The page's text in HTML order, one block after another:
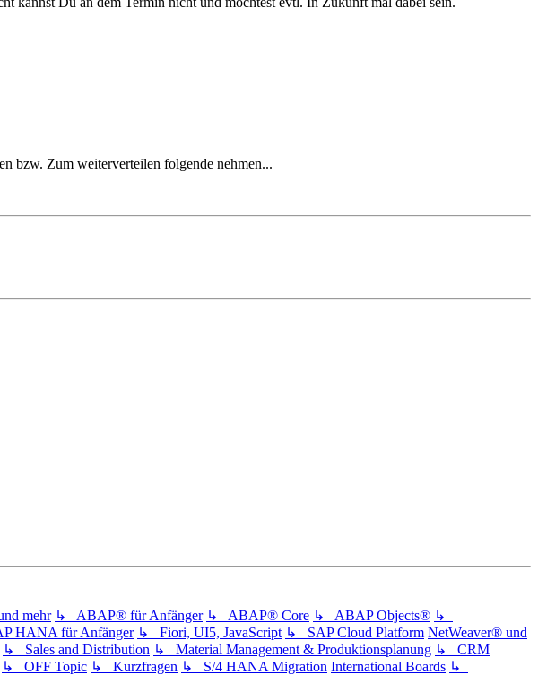
bzw. Zum weiterverteilen folgende nehmen...
mehr ↳ ABAP® für Anfänger ↳ ABAP® Core ↳ ABAP Objects® ↳
HANA für Anfänger ↳ Fiori, UI5, JavaScript ↳ SAP Cloud Platform NetWeaver® und
↳ Sales and Distribution ↳ Material Management & Produktionsplanung ↳ CRM
↳ OFF Topic ↳ Kurzfragen ↳ S/4 HANA Migration International Boards ↳